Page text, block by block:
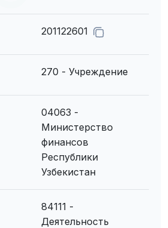
201122601
270 - Учреждение
04063 -
Министерство
финансов
Республики
Узбекистан
84111 -
Деятельность